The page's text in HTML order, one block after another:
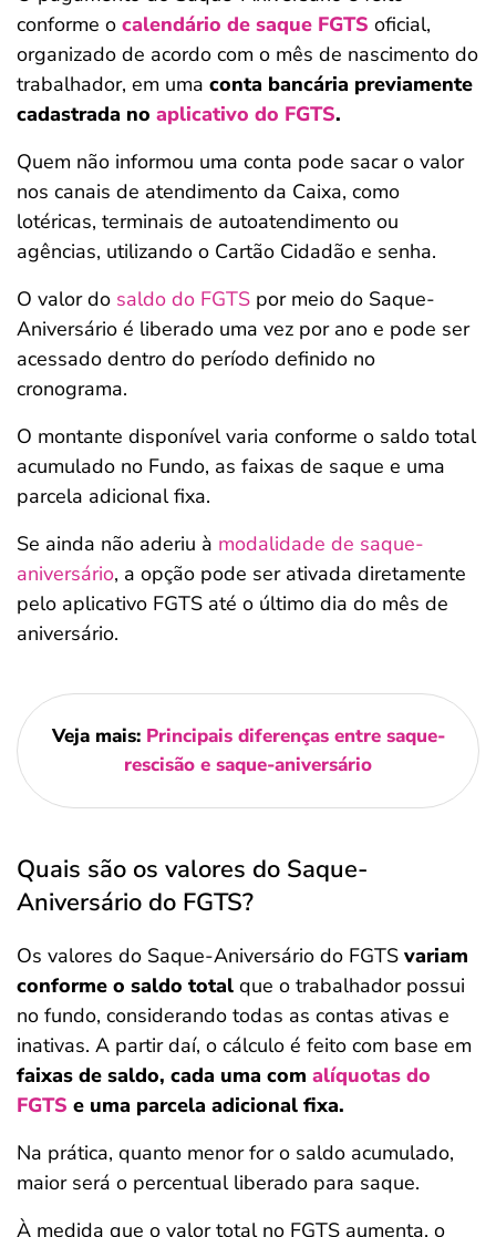
conforme o calendário de saque FGTS oficial,
organizado de acordo com o mês de nascimento do
trabalhador, em uma conta bancária previamente
cadastrada no aplicativo do FGTS.
Quem não informou uma conta pode sacar o valor
nos canais de atendimento da Caixa, como
lotéricas, terminais de autoatendimento ou
agências, utilizando o Cartão Cidadão e senha.
O valor do saldo do FGTS por meio do Saque-
Aniversário é liberado uma vez por ano e pode ser
acessado dentro do período definido no
cronograma.
O montante disponível varia conforme o saldo total
acumulado no Fundo, as faixas de saque e uma
parcela adicional fixa.
Se ainda não aderiu à modalidade de saque-
aniversário, a opção pode ser ativada diretamente
pelo aplicativo FGTS até o último dia do mês de
aniversário.
Veja mais: Principais diferenças entre saque-
rescisão e saque-aniversário
Quais são os valores do Saque-
Aniversário do FGTS?
Os valores do Saque-Aniversário do FGTS variam
conforme o saldo total que o trabalhador possui
no fundo, considerando todas as contas ativas e
inativas. A partir daí, o cálculo é feito com base em
faixas de saldo, cada uma com alíquotas do
FGTS e uma parcela adicional fixa.
Na prática, quanto menor for o saldo acumulado,
maior será o percentual liberado para saque.
À medida que o valor total no FGTS aumenta, o